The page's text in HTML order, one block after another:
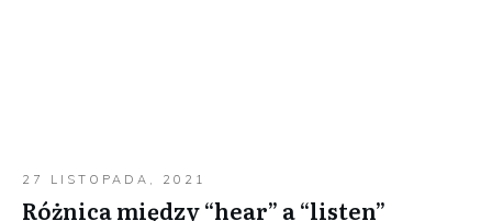
27 LISTOPADA, 2021
Różnica między “hear” a “listen”